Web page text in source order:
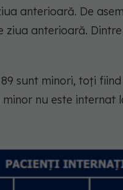
anterioară. De
ziua anterioară.
sunt minori, toți
nu este internat